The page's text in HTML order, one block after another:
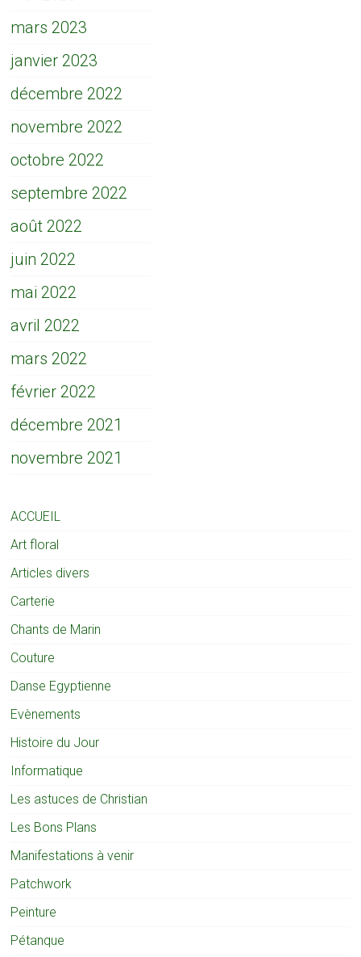
mars 2023
janvier 2023
décembre 2022
novembre 2022
octobre 2022
septembre 2022
août 2022
juin 2022
mai 2022
avril 2022
mars 2022
février 2022
décembre 2021
novembre 2021
ACCUEIL
Art floral
Articles divers
Carterie
Chants de Marin
Couture
Danse Egyptienne
Evènements
Histoire du Jour
Informatique
Les astuces de Christian
Les Bons Plans
Manifestations à venir
Patchwork
Peinture
Pétanque